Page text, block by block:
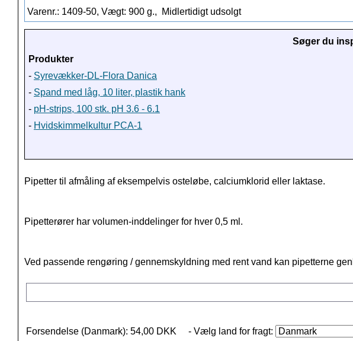
Varenr.: 1409-50, Vægt: 900 g., Midlertidigt udsolgt
Søger du
Produkter
- Syrevækker-DL-Flora Danica
- Spand med låg, 10 liter, plastik hank
- pH-strips, 100 stk. pH 3.6 - 6.1
- Hvidskimmelkultur PCA-1
Pipetter til afmåling af eksempelvis osteløbe, calciumklorid eller laktase.
Pipetterører har volumen-inddelinger for hver 0,5 ml.
Ved passende rengøring / gennemskyldning med rent vand kan pipetterne
Forsendelse (Danmark): 54,00 DKK
- Vælg land for fragt: